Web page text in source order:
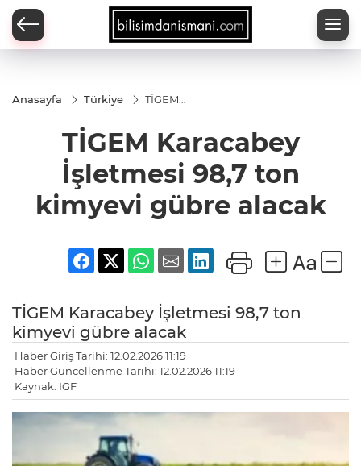
Anasayfa Türkiye
TİGEM
98,7 ton
kimyevi
alacak
TİGEM Karacabey
İşletmesi 98,7 ton
kimyevi gübre alacak
TİGEM Karacabey İşletmesi 98,7 ton
kimyevi gübre alacak
Haber Giriş Tarihi: 12.02.2026 11:19
Haber Güncellenme Tarihi: 12.02.2026 11:19
Kaynak: IGF